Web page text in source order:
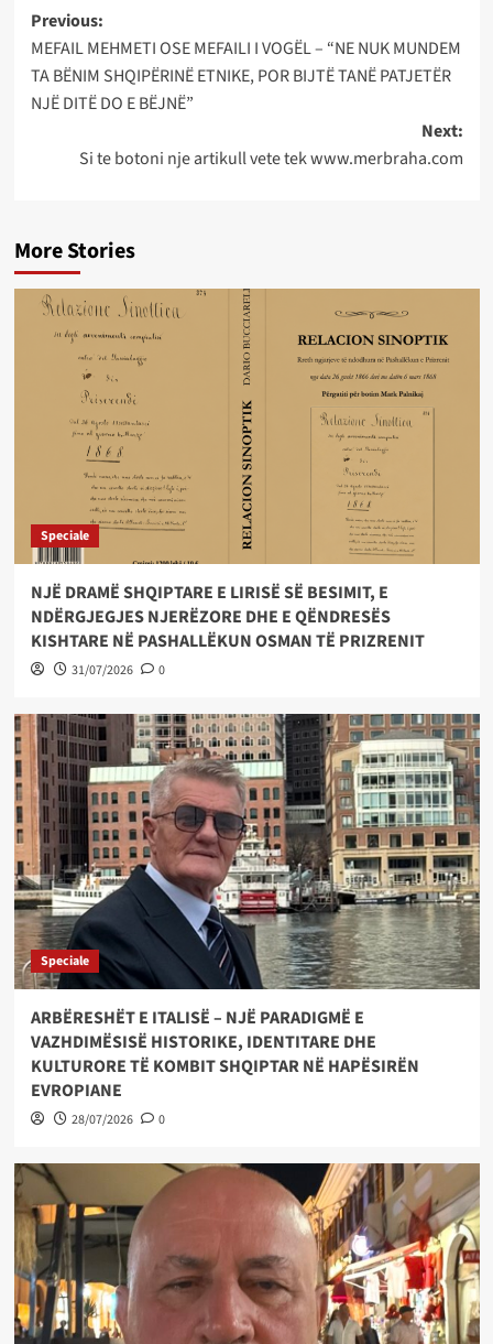
Post
navigation
Previous:
MEFAIL MEHMETI OSE MEFAILI I VOGËL – “NE NUK MUNDEM
TA BËNIM SHQIPËRINË ETNIKE, POR BIJTË TANË PATJETËR
NJË DITË DO E BËJNË”
Next:
Si te botoni nje artikull vete tek www.merbraha.com
More Stories
Speciale
NJË DRAMË SHQIPTARE E LIRISË SË BESIMIT, E
NDËRGJEGJES NJERËZORE DHE E QËNDRESËS
KISHTARE NË PASHALLËKUN OSMAN TË PRIZRENIT
31/07/2026 0
Speciale
ARBËRESHËT E ITALISË – NJË PARADIGMË E
VAZHDIMËSISË HISTORIKE, IDENTITARE DHE
KULTURORE TË KOMBIT SHQIPTAR NË HAPËSIRËN
EVROPIANE
28/07/2026 0